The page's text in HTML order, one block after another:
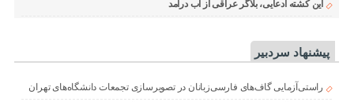
این کشته ادعایی، بلاگر عراقی از آب درآمد
پیشنهاد سردبیر
راستی‌آزمایی گاف‌های فارسی‌زبانان در تصویرسازی تجمعات دانشگاه‌های تهران